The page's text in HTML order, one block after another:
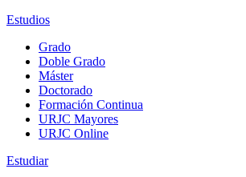
Estudios
Grado
Doble Grado
Máster
Doctorado
Formación Continua
URJC Mayores
URJC Online
Estudiar